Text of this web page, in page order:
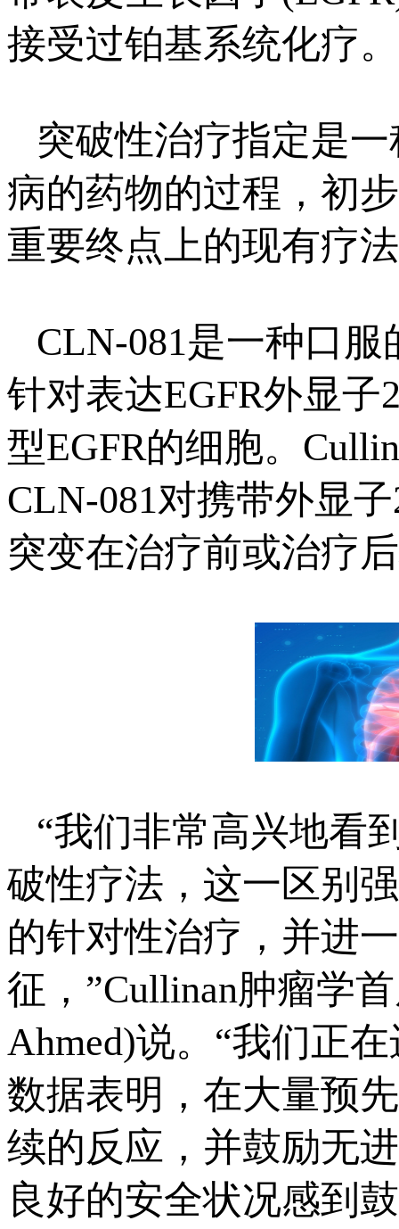
接受过铂基系统化疗。
突破性治疗指定是
病的药物的过程，初
重要终点上的现有疗
CLN-081是一种口服
针对表达EGFR外显
型EGFR的细胞。
CLN-081对携带外显
突变在治疗前或治疗
“我们非常高兴地看
破性疗法，这一区别
的针对性治疗，并进
征，”Cullinan肿瘤学
Ahmed)说。“我们正
数据表明，在大量预
续的反应，并鼓励无
良好的安全状况感到